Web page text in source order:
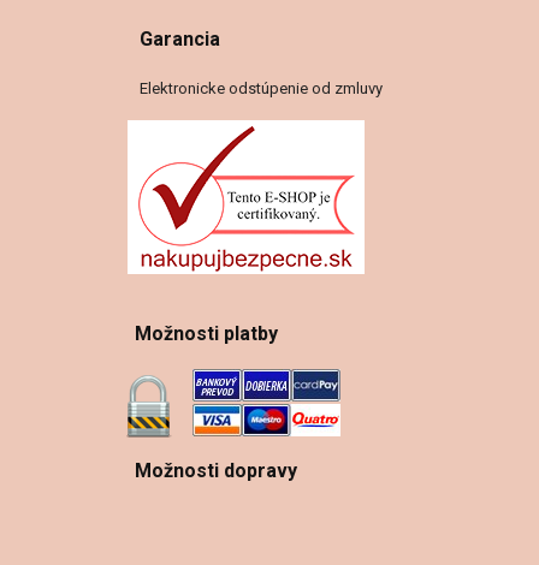
Garancia
Elektronicke odstúpenie od zmluvy
Možnosti platby
Možnosti dopravy